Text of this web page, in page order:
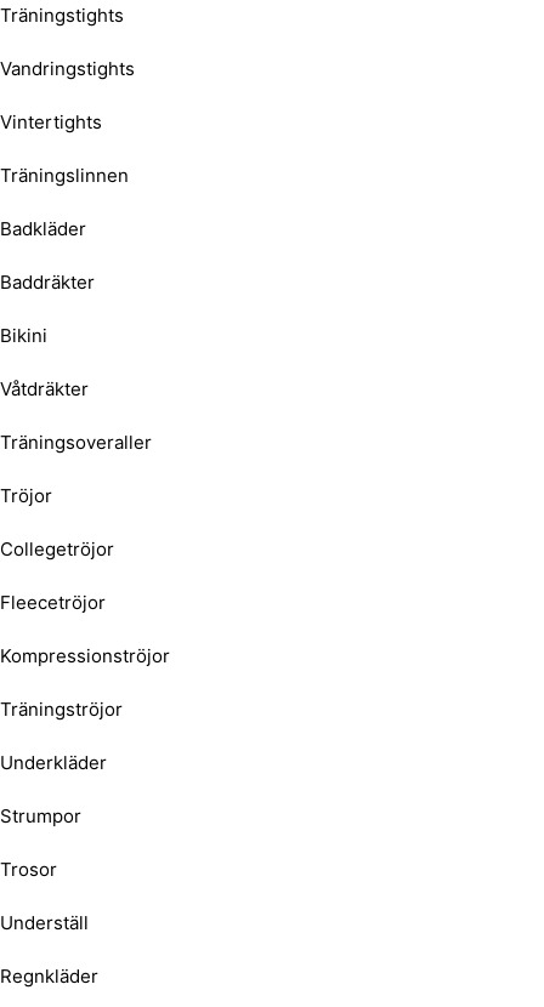
Träningstights
Vandringstights
Vintertights
Träningslinnen
Badkläder
Baddräkter
Bikini
Våtdräkter
Träningsoveraller
Tröjor
Collegetröjor
Fleecetröjor
Kompressionströjor
Träningströjor
Underkläder
Strumpor
Trosor
Underställ
Regnkläder